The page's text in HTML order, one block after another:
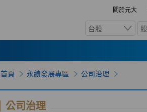
關於元大
台股
首頁 永續發展專區 公司治理
公司治理